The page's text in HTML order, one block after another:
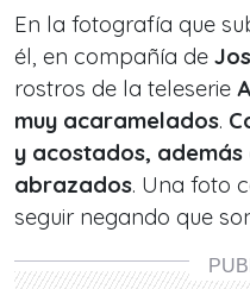
En la fotografía que
él, en compañía de
rostros de la teleserie
muy acaramelados.
y acostados,
abrazados. Una foto
seguir negando que